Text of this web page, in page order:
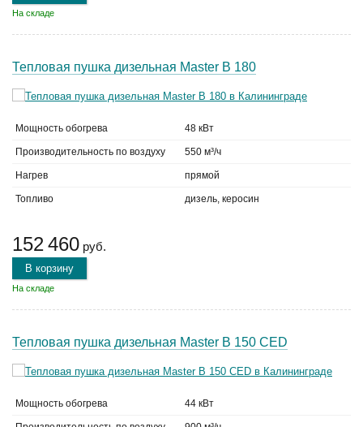
На складе
Тепловая пушка дизельная Master B 180
Мощность обогрева 48 кВт
Производительность по воздуху 550 м³/ч
Нагрев прямой
Топливо дизель, керосин
152 460 руб.
В корзину
На складе
Тепловая пушка дизельная Master B 150 CED
Мощность обогрева 44 кВт